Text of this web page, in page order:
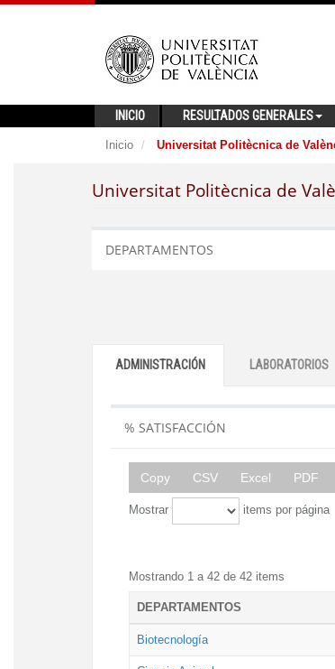
INICIO RESULTADOS GENERALES
Inicio Universitat Politècnica de
Universitat Politècnica de
DEPARTAMENTOS
ADMINISTRACIÓN LABORATORIOS
% SATISFACCIÓN
Copy CSV Excel PDF
Mostrar items por página
Mostrando 1 a 42 de 42 items
DEPARTAMENTOS
Biotecnología